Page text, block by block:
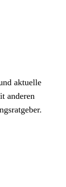
aktuelle
anderen